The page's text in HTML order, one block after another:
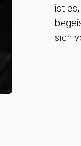
ist
sich